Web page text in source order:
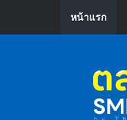
หน้าแรก